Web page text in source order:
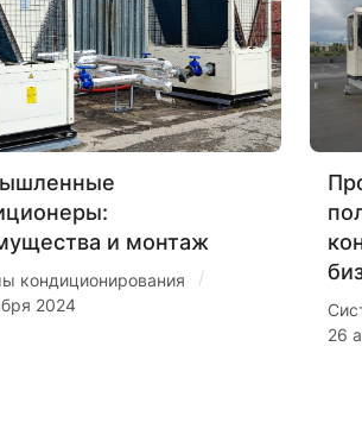
и монтаж
кондиционирования /
2024
26